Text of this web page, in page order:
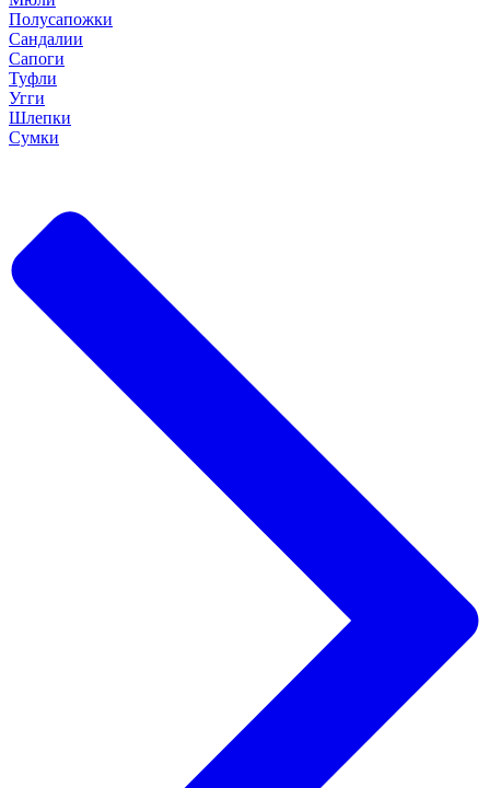
Полусапожки
Сандалии
Сапоги
Туфли
Угги
Шлепки
Сумки